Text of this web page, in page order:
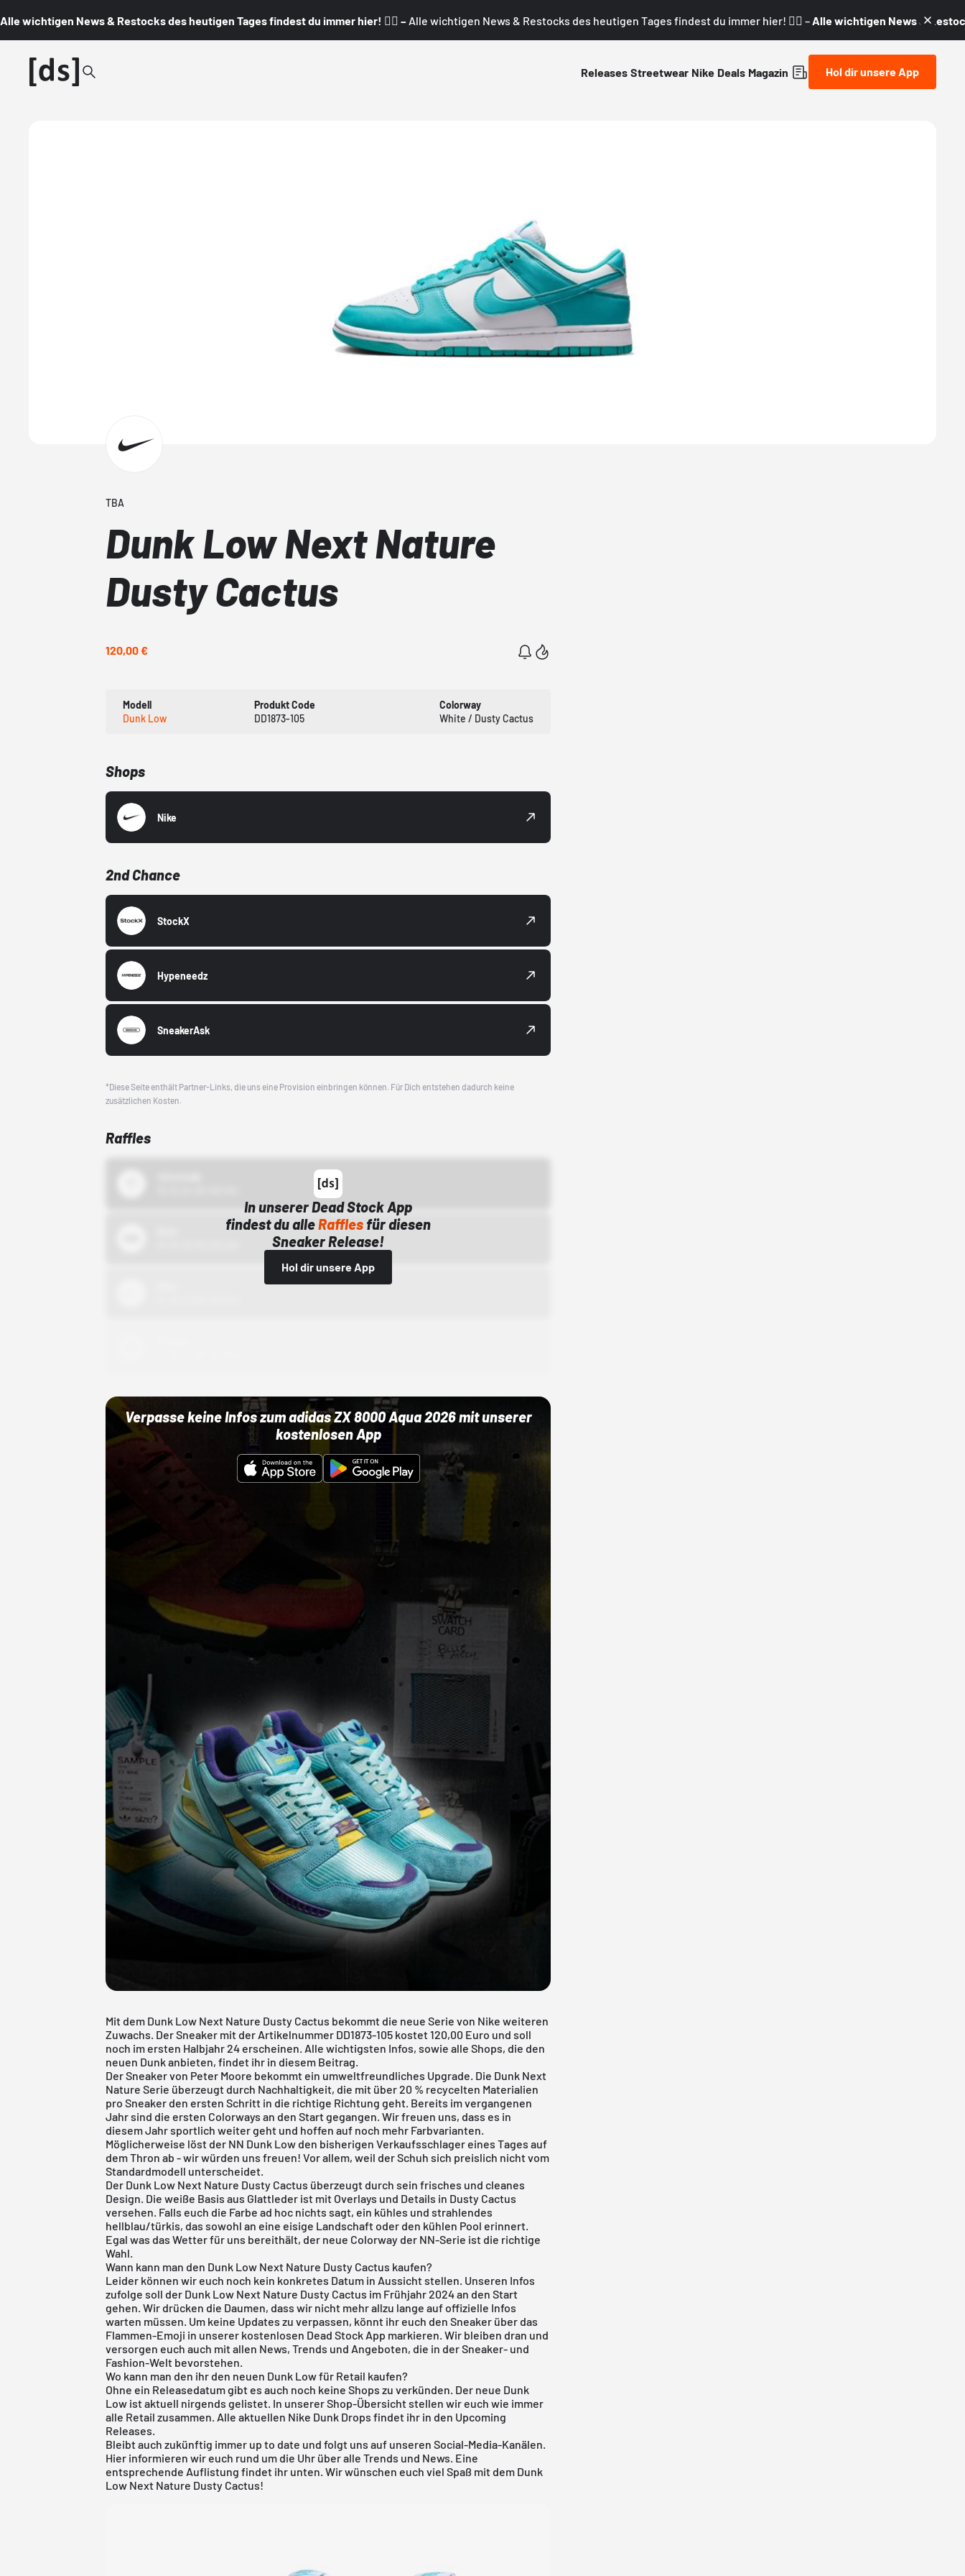
Alle wichtigen News & Restocks des heutigen Tages findest du immer hier! 👇🏼 – Alle wichtigen News & Restocks des heutigen Tages findest du immer hier! 👇🏼 – Alle wichtigen News &
Releases Streetwear Nike Deals Magazin Hol dir unsere App
TBA
Dunk Low Next Nature
Dusty Cactus
120,00 €
Modell
Dunk Low
Produkt Code
DD1873-105
Colorway
White / Dusty Cactus
Shops
Nike
2nd Chance
StockX
Hypeneedz
SneakerAsk
*Diese Seite enthält Partner-Links, die uns eine Provision einbringen können. Für Dich entstehen dadurch keine
zusätzlichen Kosten.
Raffles
In unserer Dead Stock App
findest du alleRaffles für diesen
Sneaker Release!
Hol dir unsere App
Verpasse keine Infos zum adidas ZX 8000 Aqua 2026 mit unserer
kostenlosen App
Mit dem Dunk Low Next Nature Dusty Cactus bekommt die neue Serie von Nike weiteren
Zuwachs. Der Sneaker mit der Artikelnummer DD1873-105 kostet 120,00 Euro und soll
noch im ersten Halbjahr 24 erscheinen. Alle wichtigsten Infos, sowie alle Shops, die den
neuen Dunk anbieten, findet ihr in diesem Beitrag.
Der Sneaker von Peter Moore bekommt ein umweltfreundliches Upgrade. Die Dunk Next
Nature Serie überzeugt durch Nachhaltigkeit, die mit über 20 % recycelten Materialien
pro Sneaker den ersten Schritt in die richtige Richtung geht. Bereits im vergangenen
Jahr sind die ersten Colorways an den Start gegangen. Wir freuen uns, dass es in
diesem Jahr sportlich weiter geht und hoffen auf noch mehr Farbvarianten.
Möglicherweise löst der NN Dunk Low den bisherigen Verkaufsschlager eines Tages auf
dem Thron ab - wir würden uns freuen! Vor allem, weil der Schuh sich preislich nicht vom
Standardmodell unterscheidet.
Der Dunk Low Next Nature Dusty Cactus überzeugt durch sein frisches und cleanes
Design. Die weiße Basis aus Glattleder ist mit Overlays und Details in Dusty Cactus
versehen. Falls euch die Farbe ad hoc nichts sagt, ein kühles und strahlendes
hellblau/türkis, das sowohl an eine eisige Landschaft oder den kühlen Pool erinnert.
Egal was das Wetter für uns bereithält, der neue Colorway der NN-Serie ist die richtige
Wahl.
Wann kann man den Dunk Low Next Nature Dusty Cactus kaufen?
Leider können wir euch noch kein konkretes Datum in Aussicht stellen. Unseren Infos
zufolge soll der Dunk Low Next Nature Dusty Cactus im Frühjahr 2024 an den Start
gehen. Wir drücken die Daumen, dass wir nicht mehr allzu lange auf offizielle Infos
warten müssen. Um keine Updates zu verpassen, könnt ihr euch den Sneaker über das
Flammen-Emoji in unserer kostenlosen Dead Stock App markieren. Wir bleiben dran und
versorgen euch auch mit allen News, Trends und Angeboten, die in der Sneaker- und
Fashion-Welt bevorstehen.
Wo kann man den ihr den neuen Dunk Low für Retail kaufen?
Ohne ein Releasedatum gibt es auch noch keine Shops zu verkünden. Der neue Dunk
Low ist aktuell nirgends gelistet. In unserer Shop-Übersicht stellen wir euch wie immer
alle Retail zusammen. Alle aktuellen Nike Dunk Drops findet ihr in den Upcoming
Releases
Bleibt auch zukünftig immer up to date und folgt uns auf unseren Social-Media-Kanälen.
Hier informieren wir euch rund um die Uhr über alle Trends und News. Eine
entsprechende Auflistung findet ihr unten. Wir wünschen euch viel Spaß mit dem Dunk
Low Next Nature Dusty Cactus!